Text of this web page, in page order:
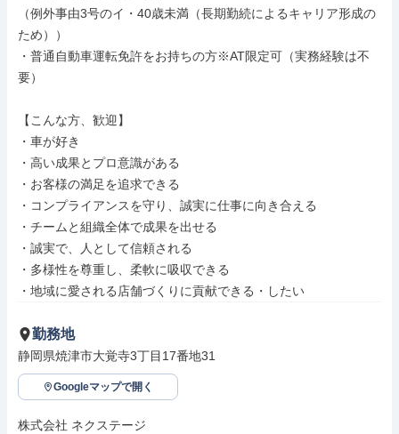
（例外事由3号のイ・40歳未満（長期勤続によるキャリア形成の
ため））
・普通自動車運転免許をお持ちの方※AT限定可（実務経験は不
要）
【こんな方、歓迎】
・車が好き
・高い成果とプロ意識がある
・お客様の満足を追求できる
・コンプライアンスを守り、誠実に仕事に向き合える
・チームと組織全体で成果を出せる
・誠実で、人として信頼される
・多様性を尊重し、柔軟に吸収できる
・地域に愛される店舗づくりに貢献できる・したい
勤務地
静岡県焼津市大覚寺3丁目17番地31
Googleマップで開く
株式会社 ネクステージ